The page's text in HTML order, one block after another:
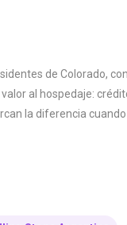
de Colorado,
al hospedaje:
la diferencia